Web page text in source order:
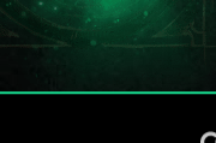
grać tą